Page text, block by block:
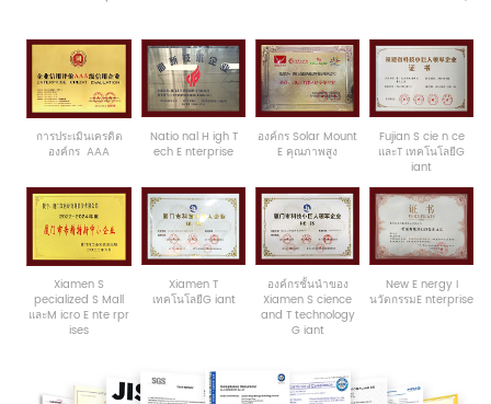
การประเมินเครดิต
องค์กร AAA
NationalH ighT
echEnterprise
องค์กร Solar Mount
E คุณภาพสูง
FujianS cience
และT เทคโนโลยีG
iant
XiamenS
pecialized S Mall
และM icroEnterpr
ises
XiamenT
เทคโนโลยีGiant
องค์กรชั้นนำของ
XiamenS cience
and Ttechnology
Giant
NewEnergyI
นวัตกรรมEnterprise